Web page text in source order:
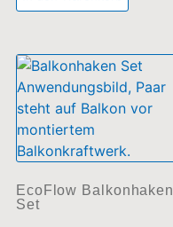
EcoFlow Balkonhaken
Set